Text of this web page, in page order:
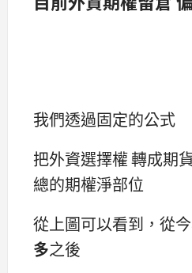
我們透過固定的公式
把外資選擇權 轉成期
總的期權淨部位
從上圖可以看到，從
多之後